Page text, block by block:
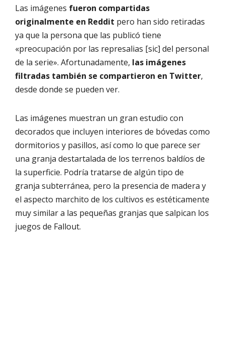
Las imágenes fueron compartidas
originalmente en Reddit pero han sido retiradas
ya que la persona que las publicó tiene
«preocupación por las represalias [sic] del personal
de la serie». Afortunadamente, las imágenes
filtradas también se compartieron en Twitter,
desde donde se pueden ver.
Las imágenes muestran un gran estudio con
decorados que incluyen interiores de bóvedas como
dormitorios y pasillos, así como lo que parece ser
una granja destartalada de los terrenos baldíos de
la superficie. Podría tratarse de algún tipo de
granja subterránea, pero la presencia de madera y
el aspecto marchito de los cultivos es estéticamente
muy similar a las pequeñas granjas que salpican los
juegos de Fallout.